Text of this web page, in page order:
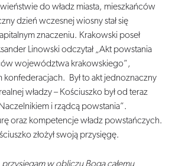
do władz miasta, mieszkańców
dzień wczesnej wiosny stał się
znaczeniu. Krakowski poseł
Linowski odczytał „Akt powstania
województwa krakowskiego”,
Był to akt jednoznaczny
władzy – Kościuszko był od teraz
i rządcą powstania”.
oraz kompetencje władz powstańczych.
złożył swoją przysięgę.
w obliczu Boga całemu